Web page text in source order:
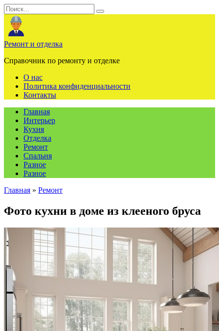
Перейти
к
содержанию
Search
for:
Ремонт и отделка
Справочник по ремонту и отделке
О нас
Политика конфиденциальности
Контакты
Главная
Интерьер
Кухня
Отделка
Ремонт
Спальня
Разное
Разное
Главная » Ремонт
Фото кухни в доме из клееного бруса